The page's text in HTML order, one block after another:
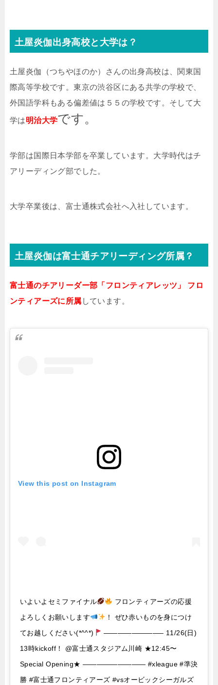
土屋炎伽出身高校と大学は？
土屋炎伽（つちやほのか）さんの出身高校は、関東国
際高等学校です。東京の渋谷区にある共学の学校で、
外国語学科もある偏差値は５５の学校です。そして大
学は明治大学です。
学部は国際日本学部を卒業しています。大学時代はチ
アリーディング部でした。
大学卒業後は、富士通株式会社へ入社しています。
土屋炎伽は富士通チアリーディング所属？
富士通のチアリーダー部「フロンティアレッツ」 フロ
ンティアーズに所属 しています。
View this post on Instagram
いよいよセミファイナル
フロンティアーズの応援
よろしくお願いします
！ ぜひ赤いものを身につけ
てお越しください(*^^*)
————————– 11/26(日)
13時kickoff！ @富士通スタジアム川崎 ★12:45〜
Special Opening★ ————————— #xleague #準決
勝 #富士通フロンティアーズ #vsオービックシーガルズ